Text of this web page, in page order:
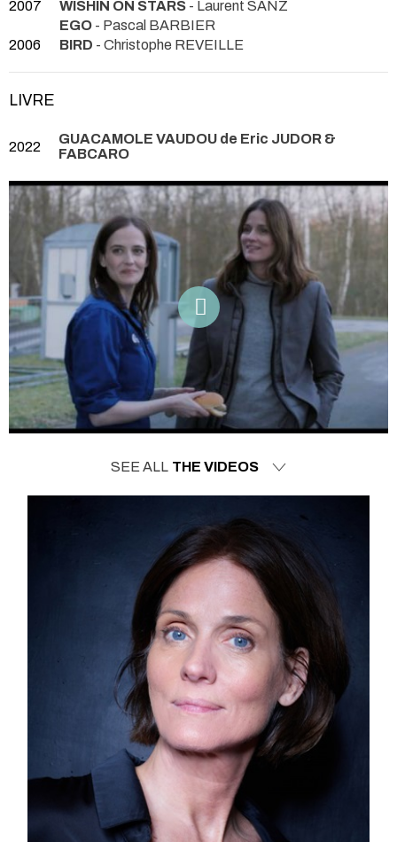
SEE ALL THE VIDEOS
2007 WISHIN ON STARS - Laurent SANZ
EGO - Pascal BARBIER
2006
BIRD - Christophe REVEILLE
LIVRE
2022
GUACAMOLE VAUDOU de Eric JUDOR &
FABCARO